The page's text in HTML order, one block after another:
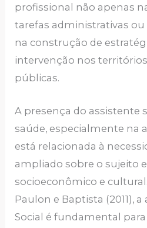
profissional não apenas
tarefas administrativas ou
na construção de
intervenção nos
públicas.
A presença do assistente
saúde, especialmente na
está relacionada à
ampliado sobre o sujeito
socioeconômico e
Paulon e Baptista (2011),
Social é fundamental